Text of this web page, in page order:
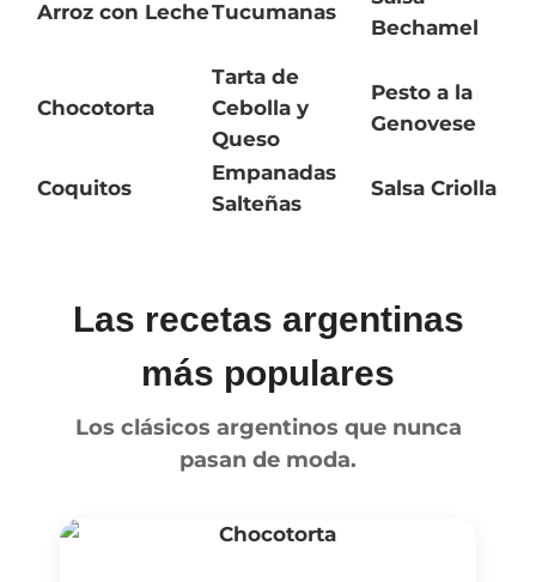
Arroz con LecheTucumanas
Bechamel
Chocotorta
Tarta de
Cebolla y
Queso
Pesto a la
Genovese
Coquitos
Empanadas
Salteñas
Salsa Criolla
Las recetas argentinas
más populares
Los clásicos argentinos que nunca
pasan de moda.